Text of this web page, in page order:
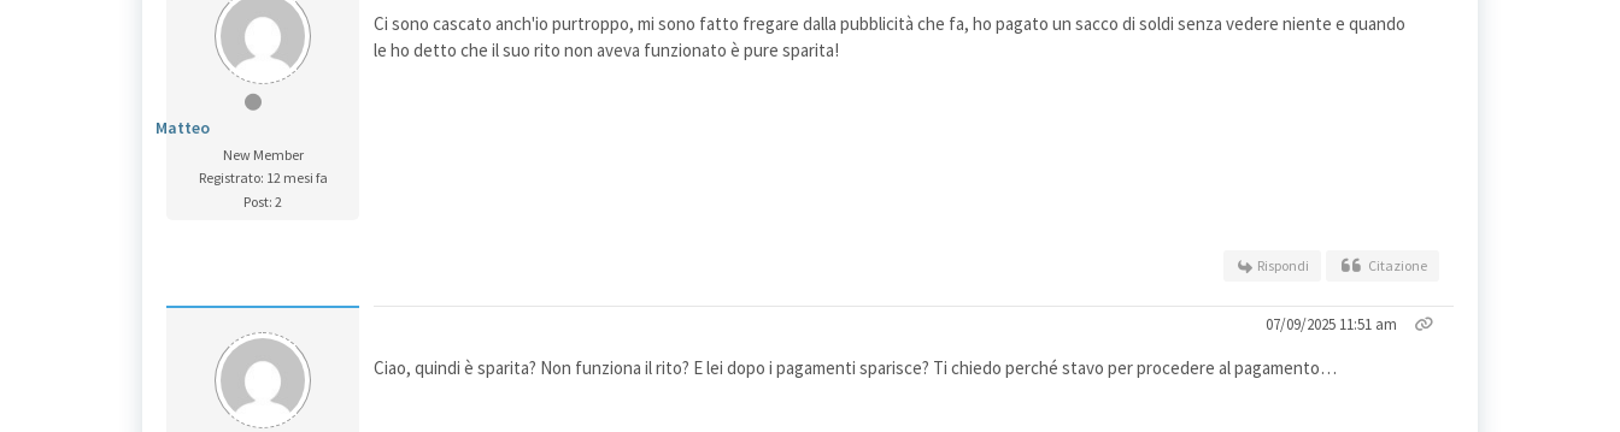
Matteo
New Member
Registrato: 12 mesi fa
Post: 2
Ci sono cascato anch'io purtroppo, mi sono fatto fregare dalla pubblicità che fa, ho pagato un sacco di soldi senza vedere niente e quando
le ho detto che il suo rito non aveva funzionato è pure sparita!
Rispondi Citazione
07/09/2025 11:51 am
Ciao, quindi è sparita? Non funziona il rito? E lei dopo i pagamenti sparisce? Ti chiedo perché stavo per procedere al pagamento…